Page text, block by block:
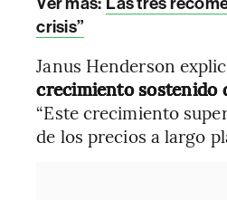
crisis”
Janus Henderson
crecimiento sostenido
“Este crecimiento
de los precios a largo